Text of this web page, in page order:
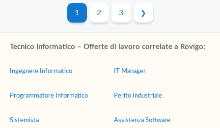
1 2 3
Tecnico Informatico – Offerte di lavoro correlate a Rovigo:
Ingegnere Informatico
Programmatore Informatico
Sistemista
IT Manager
Perito Industriale
Assistenza Software